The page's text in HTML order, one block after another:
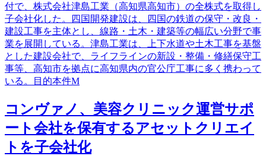
付で、株式会社津島工業（高知県高知市）の全株式を取得し
子会社化した。四国開発建設は、四国の鉄道の保守・改良・
建設工事を主体とし、線路・土木・建築等の幅広い分野で事
業を展開している。津島工業は、上下水道や土木工事を基盤
とした建設会社で、ライフラインの新設・整備・修繕保守工
事等、高知市を拠点に高知県内の官公庁工事に多く携わって
いる。目的本件M
コンヴァノ、美容クリニック運営サポ
ート会社を保有するアセットクリエイ
トを子会社化